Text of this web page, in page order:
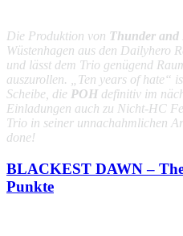
Die Produktion von Thunder
Wüstenhagen aus den Dailyhero
und lässt dem Trio genügend
auszurollen. „ Ten years of hate“
Scheibe, die POH definitiv im
Einladungen auch zu Nicht-HC
Trio in seiner unnachahmlichen
done!
BLACKEST DAWN –
Punkte